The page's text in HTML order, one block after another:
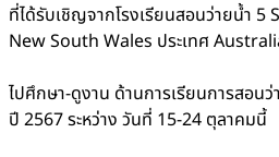
ที่ได้รับเชิญจากโรงเรียนสอนว่ายน้ำ
New South Wales ประเทศ
ไปศึกษา-ดูงาน ด้านการเรียนการสอนว่
ปี 2567 ระหว่าง วันที่ 15-24 ตุลาคมนี้